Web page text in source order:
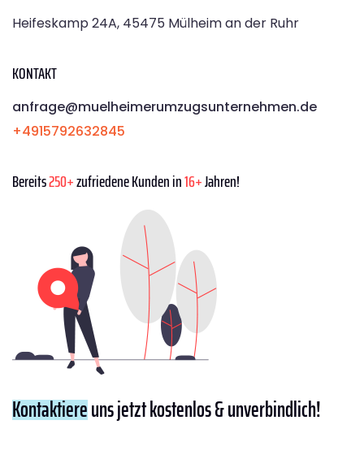
Heifeskamp 24A, 45475 Mülheim an der Ruhr
KONTAKT
anfrage@muelheimerumzugsunternehmen.de
+4915792632845
Bereits250+zufriedene Kunden in16+Jahren!
Kontaktiereuns jetzt kostenlos & unverbindlich!